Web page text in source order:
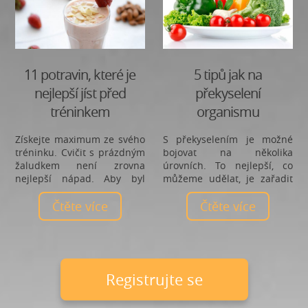
11 potravin, které je
nejlepší jíst před
tréninkem
Získejte maximum ze svého
tréninku. Cvičit s prázdným
žaludkem není zrovna
nejlepší nápad. Aby byl
trénink efektivní, je třeba se
ujistit, že tělu byla dodána
kombinace sacharidů, které
proteinů, které poté
kteří se pokoušejí zhubnout,
panuje mýtus o tom, že
Čtěte více
5 tipů jak na
překyselení
organismu
S překyselením je možné
bojovat na několika
úrovních. To nejlepší, co
můžeme udělat, je zařadit
kouzelné slovo „prevence“
do svého každodenního
slovníku a nastartovat
rovnováha v mysli i těle. Ale
Mít pod kontrolou stres je
celoživotní výzvou, obzvlášť
Čtěte více
registrujte se